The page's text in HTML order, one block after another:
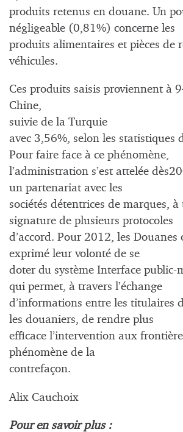
produits retenus en douane. Un
négligeable (0,81%) concerne les
produits alimentaires et pièces de
véhicules.
Ces produits saisis proviennent à
Chine,
suivie de la Turquie
avec 3,56%, selon les statistiques
Pour faire face à ce phénomène,
l’administration s’est attelée
un partenariat avec les
sociétés détentrices de marques, à
signature de plusieurs protocoles
d’accord. Pour 2012, les
exprimé leur volonté de se
doter du système Interface public-
qui permet, à travers l’échange
d’informations entre les titulaires
les douaniers, de rendre plus
efficace l’intervention aux
phénomène de la
contrefaçon.
Alix Cauchoix
Pour en savoir plus :